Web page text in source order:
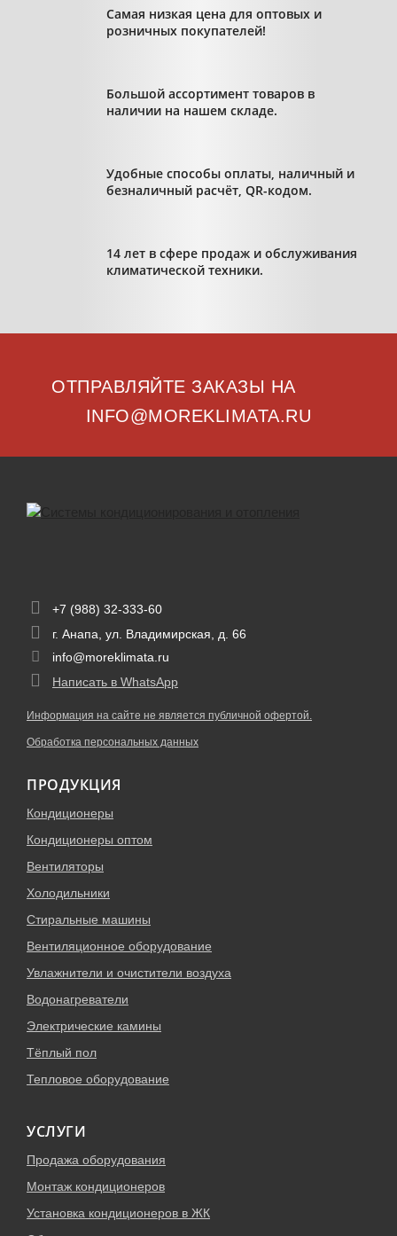
Самая низкая цена для оптовых и
розничных покупателей!
Большой ассортимент товаров в
наличии на нашем складе.
Удобные способы оплаты, наличный и
безналичный расчёт, QR-кодом.
14 лет в сфере продаж и обслуживания
климатической техники.
ОТПРАВЛЯЙТЕ ЗАКАЗЫ НА
INFO@MOREKLIMATA.RU
+7 (988) 32-333-60
г. Анапа, ул. Владимирская, д. 66
info@moreklimata.ru
Написать в WhatsApp
Информация на сайте не является публичной офертой.
Обработка персональных данных
ПРОДУКЦИЯ
Кондиционеры
Кондиционеры оптом
Вентиляторы
Холодильники
Стиральные машины
Вентиляционное оборудование
Увлажнители и очистители воздуха
Водонагреватели
Электрические камины
Тёплый пол
Тепловое оборудование
УСЛУГИ
Продажа оборудования
Монтаж кондиционеров
Установка кондиционеров в ЖК